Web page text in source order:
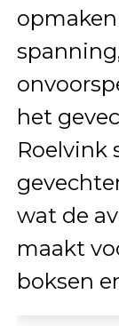
het
Roelvink
wat de
maakt
boksen